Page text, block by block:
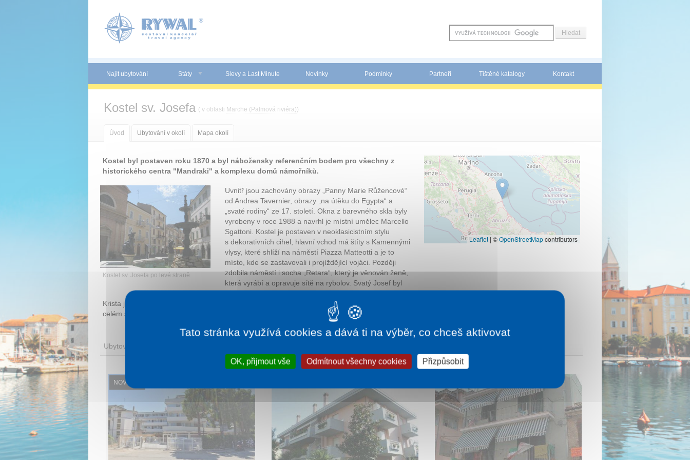
Najít ubytování Státy Slevy a Last Minute Novinky Podmínky Partneři Tištěné katalogy Kontakt
Kostel sv. Josefa ( v oblasti Marche (Palmová riviéra))
Úvod Ubytování v okolí Mapa okolí
Kostel byl postaven roku 1870 a byl nábožensky referenčním bodem pro všechny z
historického centra "Mandraki" a komplexu domů námořníků.
Kostel sv. Josefa po levé straně
Uvnitř jsou zachovány obrazy „Panny Marie Růžencové“
od Andrea Tavernier, obrazy „na útěku do Egypta“ a
„svaté rodiny“ ze 17. století. Okna z barevného skla byly
vyrobeny v roce 1988 a navrhl je místní umělec Marcello
Sgattoni. Kostel je postaven v neoklasicistním stylu
s dekorativních cihel, hlavní vchod má štíty s Kamennými
vlysy, které shlíží na náměstí Piazza Matteotti a je to
místo, kde se zastavovali i projíždějící vojáci. Později
zdobila náměstí i socha „Retara“, který je věnován ženě,
která vyrábí a opravuje sítě na rybolov. Svatý Josef byl
podle Bible manžel Panny Marie, která porodila Ježíše
Krista jako Božího Syna. Josef byl synem Jakoba z kmene Judy. Josefova památka se po
celém světě slaví 19. března.
Leaflet | ©OpenStreetMapcontributors
Ubytování
NOVINKA
Tato stránka využívá cookies a dává ti na výběr, co chceš aktivovat
OK, přijmout vše Odmítnout všechny cookies Přizpůsobit